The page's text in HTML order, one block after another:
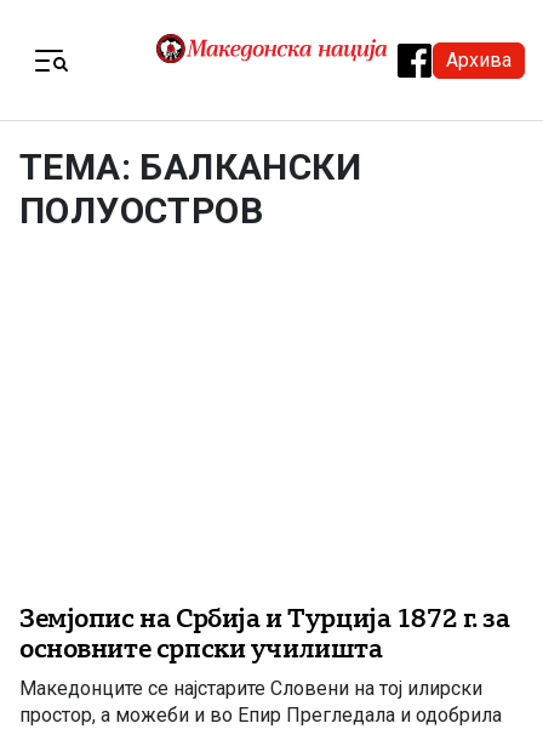
Архива
ТЕМА: БАЛКАНСКИ
ПОЛУОСТРОВ
Земјопис на Србија и Турција 1872 г. за
основните српски училишта
Македонците се најстарите Словени на тој илирски
простор, а можеби и во Епир Прегледала и одобрила